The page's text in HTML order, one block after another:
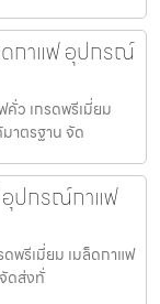
ดกาแฟ อุปกรณ์
ว เกรดพรีเมี่ยม
าตรฐาน จัด
อุปกรณ์กาแฟ
พรีเมี่ยม เมล็ดกาแฟ
ดส่งทั่